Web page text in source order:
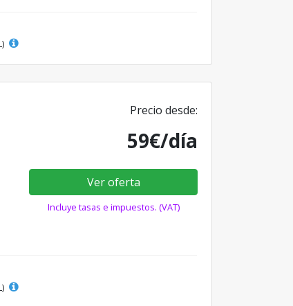
Precio desde:
59€/día
Ver oferta
Incluye tasas e impuestos. (VAT)